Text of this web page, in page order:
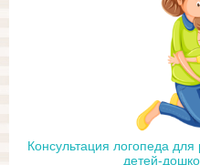
Консультация логопеда для
детей-